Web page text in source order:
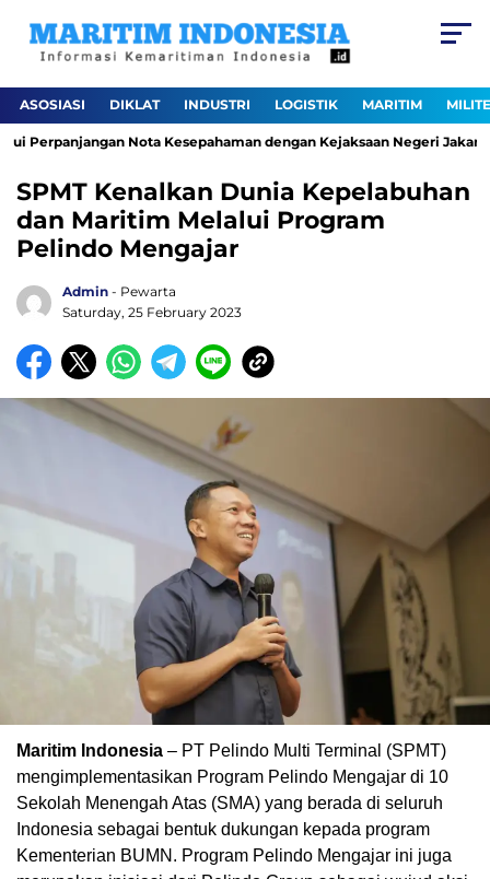
ASOSIASI DIKLAT INDUSTRI LOGISTIK MARITIM
Nota Kesepahaman dengan Kejaksaan Negeri Jakarta
SPMT Kenalkan Dunia Kepelabuhan
dan Maritim Melalui Program
Pelindo Mengajar
Admin - Pewarta
Saturday, 25 February 2023
Maritim Indonesia – PT Pelindo Multi Terminal (SPMT)
mengimplementasikan Program Pelindo Mengajar di 10
Sekolah Menengah Atas (SMA) yang berada di seluruh
Indonesia sebagai bentuk dukungan kepada program
Kementerian BUMN. Program Pelindo Mengajar ini juga